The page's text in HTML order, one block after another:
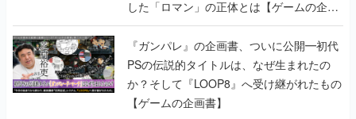
した「ロマン」の正体とは【ゲームの企画
書】
『ガンパレ』の企画書、ついに公開━初代
PSの伝説的タイトルは、なぜ生まれたの
か？そして『LOOP8』へ受け継がれたもの
【ゲームの企画書】